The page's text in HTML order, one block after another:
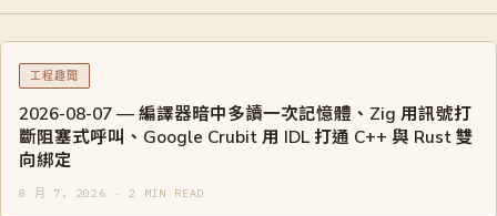
工程趣聞
2026-08-07 — 編譯器暗中多讀一次記憶體、Zig 用訊號打
斷阻塞式呼叫、Google Crubit 用 IDL 打通 C++ 與 Rust 雙
向綁定
8 月 7, 2026 · 2 MIN READ